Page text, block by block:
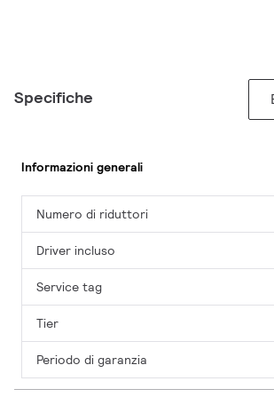
Specifiche
Informazioni generali
Numero di riduttori
Driver incluso
Service tag
Tier
Periodo di garanzia